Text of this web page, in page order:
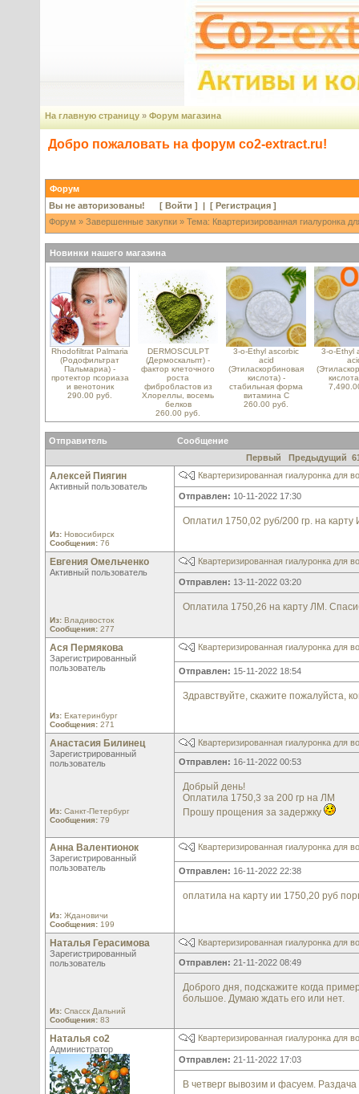
На главную страницу » Форум магазина
Добро пожаловать на форум co2-extract.ru!
Форум
Вы не авторизованы! [ Войти ] | [ Регистрация ]
Форум » Завершенные закупки » Тема: Квартеризированная гиалуронка
Новинки нашего магазина
Rhodofiltrat Palmaria
(Родофильтрат
Пальмариа) -
протектор псориаза
и венотоник
290.00 руб.
DERMOSCULPT
(Дермоскальпт) -
фактор клеточного
роста
фибробластов из
Хлореллы, восемь
белков
260.00 руб.
3-o-Ethyl ascorbic
acid
(Этиласкорбиновая
кислота) -
стабильная форма
витамина С
260.00 руб.
3-o-Ethyl
Отправитель
Сообщение
Первый
Предыдущий
Алексей Пиягин
Активный пользователь
Из: Новосибирск
Сообщения: 76
Квартеризированная гиалуронка для
Отправлен: 10-11-2022 17:30
Оплатил 1750,02 руб/200 гр. на
Евгения Омельченко
Активный пользователь
Из: Владивосток
Сообщения: 277
Квартеризированная гиалуронка для
Отправлен: 13-11-2022 03:20
Оплатила 1750,26 на карту ЛМ.
Ася Пермякова
Зарегистрированный
пользователь
Из: Екатеринбург
Сообщения: 271
Квартеризированная гиалуронка для
Отправлен: 15-11-2022 18:54
Здравствуйте, скажите пожалуйста,
Анастасия Билинец
Зарегистрированный
пользователь
Из: Санкт-Петербург
Сообщения: 79
Квартеризированная гиалуронка для
Отправлен: 16-11-2022 00:53
Добрый день!
Оплатила 1750,3 за 200 гр на ЛМ
Прошу прощения за задержку
Анна Валентионок
Зарегистрированный
пользователь
Из: Ждановичи
Сообщения: 199
Квартеризированная гиалуронка для
Отправлен: 16-11-2022 22:38
оплатила на карту ии 1750,20 руб
Наталья Герасимова
Зарегистрированный
пользователь
Из: Спасск Дальний
Сообщения: 83
Квартеризированная гиалуронка для
Отправлен: 21-11-2022 08:49
Доброго дня, подскажите когда
большое. Думаю ждать его или нет.
Наталья со2
Администратор
Квартеризированная гиалуронка для
Отправлен: 21-11-2022 17:03
В четверг вывозим и фасуем.